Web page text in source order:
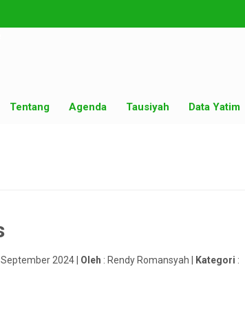
Tentang Agenda Tausiyah Data Yatim
2024 | Oleh : Rendy Romansyah | Kategori :